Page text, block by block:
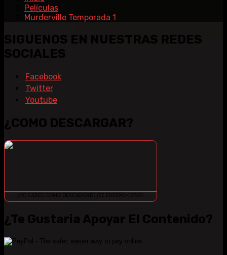
Películas
Murderville Temporada 1
SIGUENOS EN NUESTRAS REDES
SOCIALES
Facebook
Twitter
Youtube
¿COMO DESCARGAR?
¿NO SABES COMO DESCARGAR? ¡TE ENSEÑO COMO!
¿Te Gustaria Apoyar El Contenido?